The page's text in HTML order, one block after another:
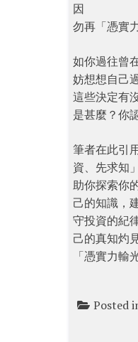
因
勿再「憑實
如你過往曾
妨想想自己
這些決定有
是甚麼？你
筆者在此引
資、先求知
助你探索你
己的知識，
守投資的紀
己的真知灼
「憑實力輸
Posted